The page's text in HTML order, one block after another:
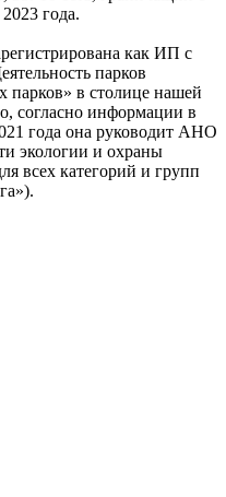
года.
как ИП с
парков
парков» в столице нашей
согласно информации в
года она руководит АНО
экологии и охраны
всех категорий и групп